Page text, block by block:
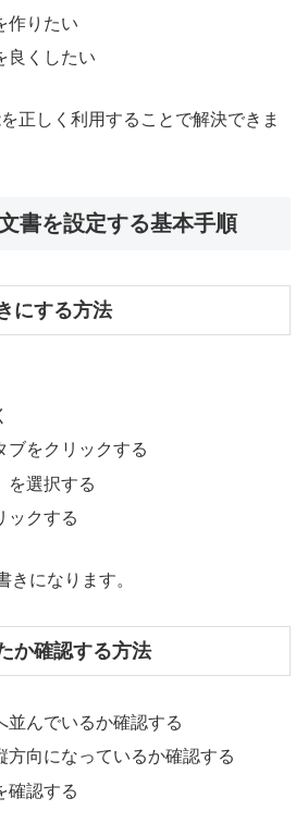
作りたい
良くしたい
正しく利用することで解決できま
書を設定する基本手順
にする方法
ブをクリックする
を選択する
ックする
きになります。
か確認する方法
並んでいるか確認する
方向になっているか確認する
確認する